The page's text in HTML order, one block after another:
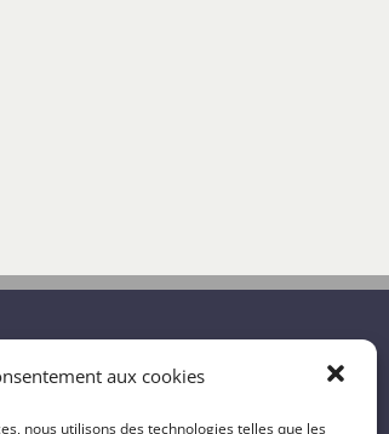
aux cookies
nous utilisons des technologies telles que les